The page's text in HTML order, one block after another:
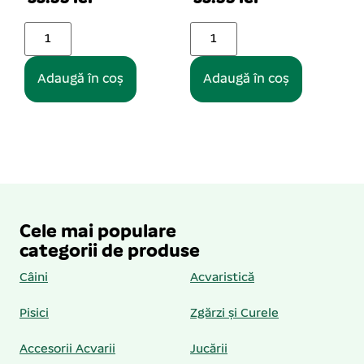
Adaugă în coș Adaugă în coș
Cele mai populare
categorii de produse
Câini Acvaristică
Pisici Zgărzi și Curele
Accesorii Acvarii Jucării